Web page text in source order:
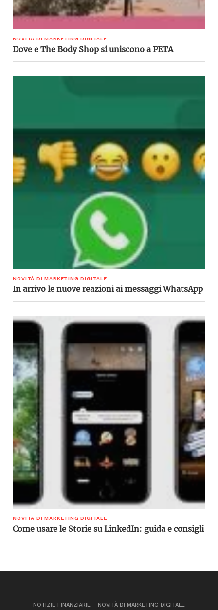
NOVITÀ DI MARKETING DIGITALE
Dove e The Body Shop si uniscono a PETA
NOVITÀ DI MARKETING DIGITALE
In arrivo le nuove reazioni ai messaggi WhatsApp
NOVITÀ DI MARKETING DIGITALE
Come usare le Storie su LinkedIn: guida e consigli
NOTIZIE FINANZIARIE NOVITÀ DI MARKETING DIGITALE